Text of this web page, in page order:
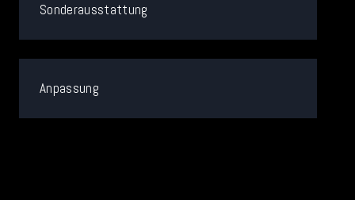
Sonderausstattung
Anpassung